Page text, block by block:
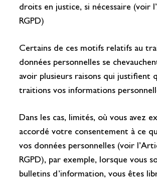
droits en justice, si nécessaire (voir
RGPD)
Certains de ces motifs relatifs au
données personnelles se
avoir plusieurs raisons qui justifient
traitions vos informations
Dans les cas, limités, où vous avez
accordé votre consentement à ce
vos données personnelles (voir
RGPD), par exemple, lorsque vous
bulletins d’information, vous êtes